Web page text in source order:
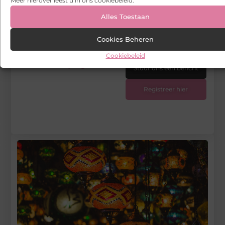
Alles Toestaan
Cookies Beheren
Cookiebeleid
DEEL DIT:
Begin vandaag nog
met bloggen op
Stuur ons een bericht
Registreer hier